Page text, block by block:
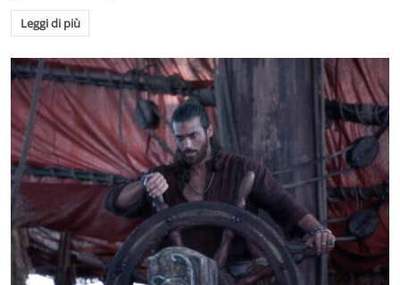
Leggi di più